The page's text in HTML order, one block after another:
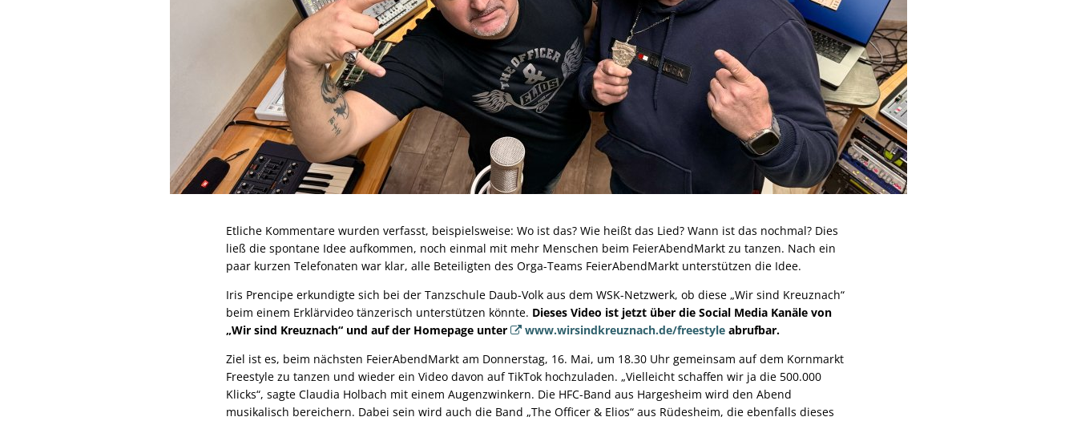
Etliche Kommentare wurden verfasst, beispielsweise: Wo ist das? Wie heißt das Lied? Wann ist das nochmal? Dies
ließ die spontane Idee aufkommen, noch einmal mit mehr Menschen beim FeierAbendMarkt zu tanzen. Nach ein
paar kurzen Telefonaten war klar, alle Beteiligten des Orga-Teams FeierAbendMarkt unterstützen die Idee.
Iris Prencipe erkundigte sich bei der Tanzschule Daub-Volk aus dem WSK-Netzwerk, ob diese „Wir sind Kreuznach“
beim einem Erklärvideo tänzerisch unterstützen könnte. Dieses Video ist jetzt über die Social Media Kanäle von
„Wir sind Kreuznach“ und auf der Homepage unter
www.wirsindkreuznach.de/freestyleabrufbar.
Ziel ist es, beim nächsten FeierAbendMarkt am Donnerstag, 16. Mai, um 18.30 Uhr gemeinsam auf dem Kornmarkt
Freestyle zu tanzen und wieder ein Video davon auf TikTok hochzuladen. „Vielleicht schaffen wir ja die 500.000
Klicks“, sagte Claudia Holbach mit einem Augenzwinkern. Die HFC-Band aus Hargesheim wird den Abend
musikalisch bereichern. Dabei sein wird auch die Band „The Officer & Elios“ aus Rüdesheim, die ebenfalls dieses